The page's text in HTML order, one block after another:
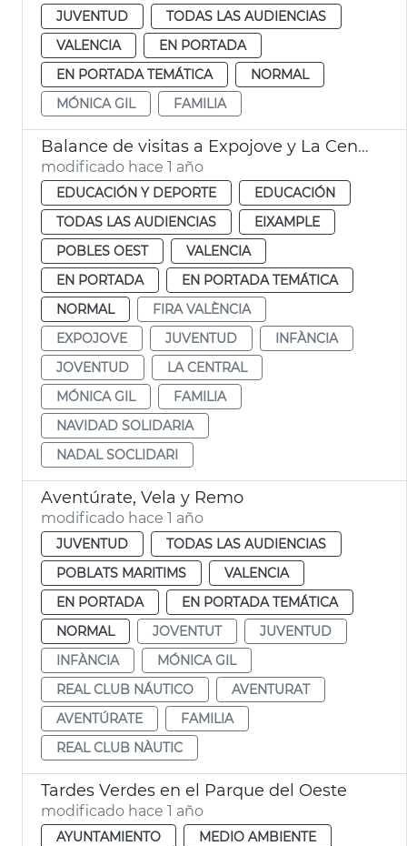
JUVENTUD
TODAS LAS AUDIENCIAS
VALENCIA
EN PORTADA
EN PORTADA TEMÁTICA
NORMAL
MÓNICA GIL
FAMILIA
Balance de visitas a Expojove y La Central
modificado hace 1 año
EDUCACIÓN Y DEPORTE
EDUCACIÓN
TODAS LAS AUDIENCIAS
EIXAMPLE
POBLES OEST
VALENCIA
EN PORTADA
EN PORTADA TEMÁTICA
NORMAL
FIRA VALÈNCIA
EXPOJOVE
JUVENTUD
INFÀNCIA
JOVENTUD
LA CENTRAL
MÓNICA GIL
FAMILIA
NAVIDAD SOLIDARIA
NADAL SOCLIDARI
Aventúrate, Vela y Remo
modificado hace 1 año
JUVENTUD
TODAS LAS AUDIENCIAS
POBLATS MARITIMS
VALENCIA
EN PORTADA
EN PORTADA TEMÁTICA
NORMAL
JOVENTUT
JUVENTUD
INFÀNCIA
MÓNICA GIL
REAL CLUB NÁUTICO
AVENTURAT
AVENTÚRATE
FAMILIA
REAL CLUB NÀUTIC
Tardes Verdes en el Parque del Oeste
modificado hace 1 año
AYUNTAMIENTO
MEDIO AMBIENTE